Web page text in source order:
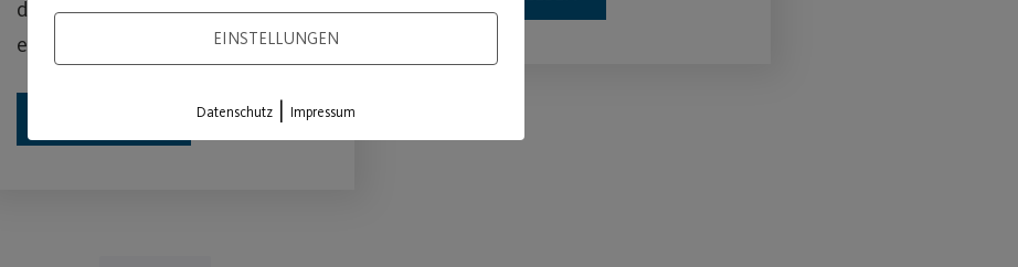
das Projekt „Post SV on Ice“
erweitert.
EINSTELLUNGEN
Datenschutz | Impressum